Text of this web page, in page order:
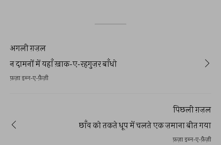
अगली ग़ज़ल
न दामनों में यहाँ ख़ाक-ए-रहगुज़र बाँधो
फ़ज़ा इब्न-ए-फ़ैज़ी
पिछली ग़ज़ल
छाँव को तकते धूप में चलते एक ज़माना बीत गया
फ़ज़ा इब्न-ए-फ़ैज़ी